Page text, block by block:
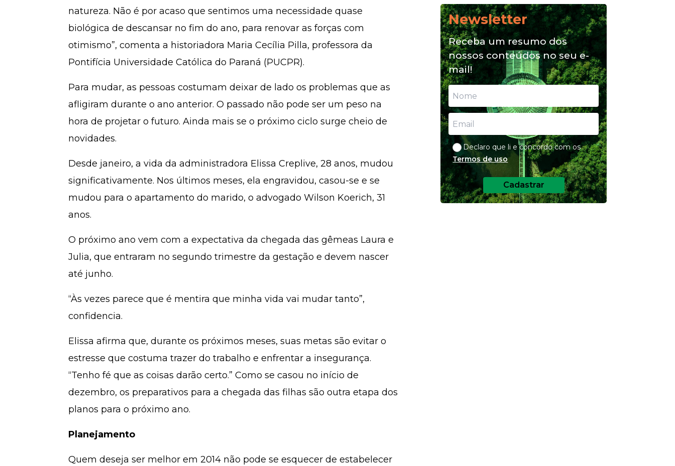
natureza. Não é por acaso que sentimos uma necessidade quase
biológica de descansar no fim do ano, para renovar as forças com
otimismo”, comenta a historiadora Maria Cecília Pilla, professora da
Pontifícia Universidade Católica do Paraná (PUCPR).
Para mudar, as pessoas costumam deixar de lado os problemas que as
afligiram durante o ano anterior. O passado não pode ser um peso na
hora de projetar o futuro. Ainda mais se o próximo ciclo surge cheio de
novidades.
Desde janeiro, a vida da administradora Elissa Creplive, 28 anos, mudou
significativamente. Nos últimos meses, ela engravidou, casou-se e se
mudou para o apartamento do marido, o advogado Wilson Koerich, 31
anos.
O próximo ano vem com a expectativa da chegada das gêmeas Laura e
Julia, que entraram no segundo trimestre da gestação e devem nascer
até junho.
“Às vezes parece que é mentira que minha vida vai mudar tanto”,
confidencia.
Elissa afirma que, durante os próximos meses, suas metas são evitar o
estresse que costuma trazer do trabalho e enfrentar a insegurança.
“Tenho fé que as coisas darão certo.” Como se casou no início de
dezembro, os preparativos para a chegada das filhas são outra etapa dos
planos para o próximo ano.
Planejamento
Quem deseja ser melhor em 2014 não pode se esquecer de estabelecer
4
Alimentação natural e mix
feeding: conheça essas
opções para nutrição do seu
pet
Newsletter
Receba um resumo dos
nossos conteúdos no seu e-
mail!
Declaro que li e concordo com os
Termos de uso
Cadastrar